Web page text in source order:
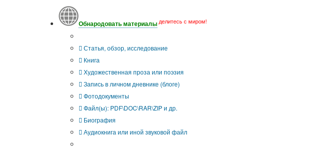
Обнародовать материалы делитесь с миром!
Статья, обзор, исследование
Книга
Художественная проза или поэзия
Запись в личном дневнике (блоге)
Фотодокументы
Файл(ы): PDF\DOC\RAR\ZIP и др.
Биография
Аудиокнига или иной звуковой файл